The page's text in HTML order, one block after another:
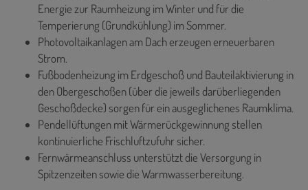
Energie zur Raumheizung im Winter und für die
Temperierung (Grundkühlung) im Sommer.
Photovoltaikanlagen am Dach erzeugen erneuerbaren
Strom.
Fußbodenheizung im Erdgeschoß und Bauteilaktivierung in
den Obergeschoßen (über die jeweils darüberliegenden
Geschoßdecke) sorgen für ein ausgeglichenes Raumklima.
Pendellüftungen mit Wärmerückgewinnung stellen
kontinuierliche Frischluftzufuhr sicher.
Fernwärmeanschluss unterstützt die Versorgung in
Spitzenzeiten sowie die Warmwasserbereitung.